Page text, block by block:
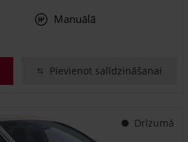
Manuālā
Pievienot salīdzināšanai
Drīzumā